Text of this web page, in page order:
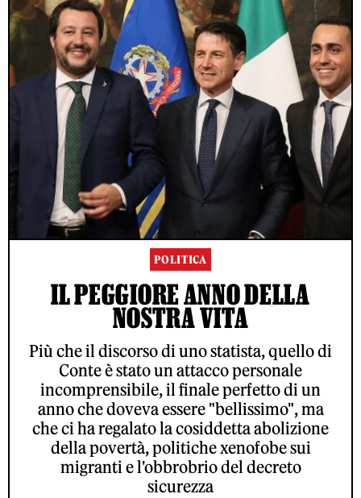
POLITICA
IL PEGGIORE ANNO DELLA
NOSTRA VITA
Più che il discorso di uno statista, quello di
Conte è stato un attacco personale
incomprensibile, il finale perfetto di un
anno che doveva essere "bellissimo", ma
che ci ha regalato la cosiddetta abolizione
della povertà, politiche xenofobe sui
migranti e l'obbrobrio del decreto
sicurezza